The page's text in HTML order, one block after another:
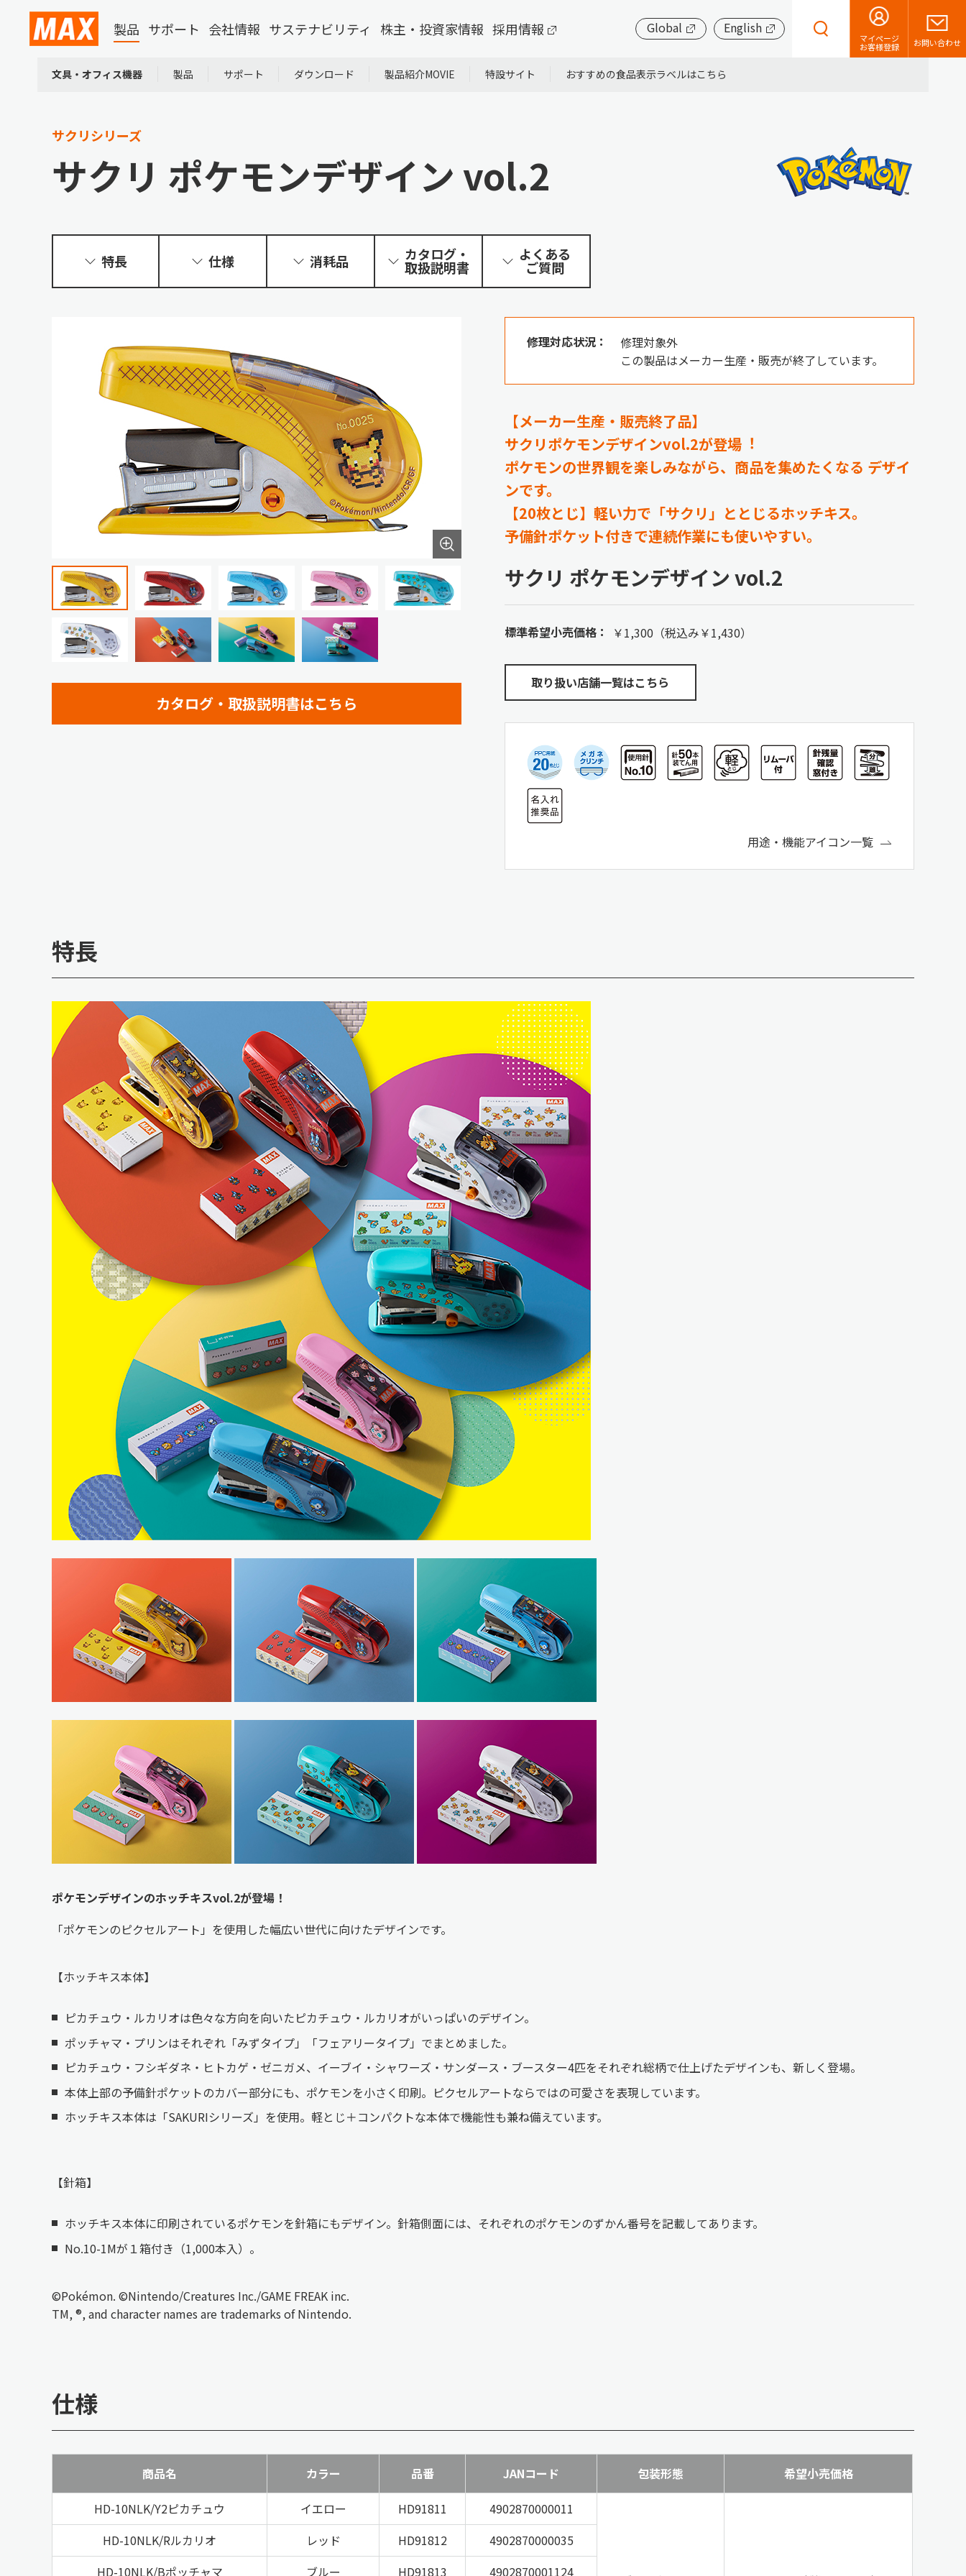
製品 サポート 会社情報 サステナビリティ 株主・投資家情報 採用情報 Global English
マイページ
お客様登録 お問い合わせ
文具・オフィス機器 製品 サポート ダウンロード 製品紹介MOVIE 特設サイト おすすめの食品表示ラベルはこちら
サクリシリーズ
サクリ ポケモンデザイン vol.2
特長 仕様 消耗品 カタログ・
取扱説明書
よくある
ご質問
カタログ・取扱説明書はこちら
修理対応状況：
修理対象外
この製品はメーカー生産・販売が終了しています。
【メーカー生産・販売終了品】
サクリポケモンデザインvol.2が登場︕
ポケモンの世界観を楽しみながら、商品を集めたくなる デザイ
ンです。
【20枚とじ】軽い力で「サクリ」ととじるホッチキス。
予備針ポケット付きで連続作業にも使いやすい。
サクリ ポケモンデザイン vol.2
標準希望小売価格： ￥1,300（税込み￥1,430）
取り扱い店舗一覧はこちら
用途・機能アイコン一覧
特長
ポケモンデザインのホッチキスvol.2が登場！
「ポケモンのピクセルアート」を使用した幅広い世代に向けたデザインです。
【ホッチキス本体】
ピカチュウ・ルカリオは色々な方向を向いたピカチュウ・ルカリオがいっぱいのデザイン。
ポッチャマ・プリンはそれぞれ「みずタイプ」「フェアリータイプ」でまとめました。
ピカチュウ・フシギダネ・ヒトカゲ・ゼニガメ、イーブイ・シャワーズ・サンダース・ブースター4匹をそれぞれ総柄で仕上げたデザインも、新しく登場。
本体上部の予備針ポケットのカバー部分にも、ポケモンを小さく印刷。ピクセルアートならではの可愛さを表現しています。
ホッチキス本体は「SAKURIシリーズ」を使用。軽とじ＋コンパクトな本体で機能性も兼ね備えています。
【針箱】
ホッチキス本体に印刷されているポケモンを針箱にもデザイン。針箱側面には、それぞれのポケモンのずかん番号を記載してあります。
No.10-1Mが１箱付き（1,000本入）。
©Pokémon. ©Nintendo/Creatures Inc./GAME FREAK inc.
TM, ®, and character names are trademarks of Nintendo.
仕様
商品名 カラー 品番 JANコード 包装形態 希望小売価格
HD-10NLK/Y2ピカチュウ イエロー HD91811 4902870000011
HD-10NLK/Rルカリオ レッド HD91812
4902870000035
HD-10NLK/Bポッチャマ
ブルー HD91813 4902870001124